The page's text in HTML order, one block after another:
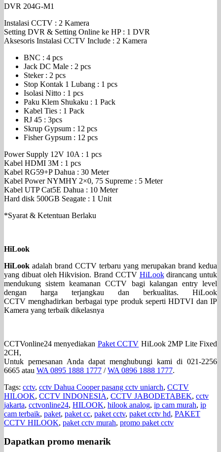
DVR 204G-M1
Instalasi CCTV : 2 Kamera
Setting DVR & Setting Online ke HP : 1 DVR
Aksesoris Instalasi CCTV Include : 2 Kamera
BNC : 4 pcs
Jack DC Male : 2 pcs
Steker : 2 pcs
Stop Kontak 1 Lubang : 1 pcs
Isolasi Nitto : 1 pcs
Paku Klem Shukaku : 1 Pack
Kabel Ties : 1 Pack
RJ 45 : 3pcs
Skrup Gypsum : 12 pcs
Fisher Gypsum : 12 pcs
Power Supply 12V 10A : 1 pcs
Kabel HDMI 3M : 1 pcs
Kabel RG59+P Dahua : 30 Meter
Kabel Power NYMHY 2×0, 75 Supreme : 5 Meter
Kabel UTP Cat5E Dahua : 10 Meter
Hard disk 500GB Seagate : 1 Unit
*Syarat & Ketentuan Berlaku
HiLook
HiLook adalah brand CCTV terbaru yang merupakan brand kedua
yang dibuat oleh Hikvision. Brand CCTV HiLookdirancang untuk
mendukung sistem keamanan CCTV bagi kalangan entry level
dengan harga terjangkau dan berkualitas. HiLook
CCTV menghadirkan berbagai type produk seperti HDTVI dan IP
Kamera yang terbaik dikelasnya
CCTVonline24 menyediakan Paket CCTV HiLook 2MP Lite Fixed
2CH,
Untuk pemesanan Anda dapat menghubungi kami di 021-2256
6665 atau WA 0895 1888 1777 /WA 0896 1888 1777.
Tags: cctv, cctv Dahua Cooper pasang cctv uniarch, CCTV
HILOOK, CCTV INDONESIA, CCTV JABODETABEK, cctv
jakarta, cctvonline24, HILOOK, hilook analog, ip cam murah, ip
cam terbaik, paket, paket cc, paket cctv, paket cctv hd, PAKET
CCTV HILOOK, paket cctv murah, promo paket cctv
Dapatkan promo menarik